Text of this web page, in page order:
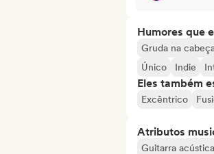
Humores que
Gruda na
Único
Indie
Eles também
Excêntrico
Atributos
Guitarra acústica